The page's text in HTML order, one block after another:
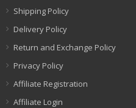
Shipping Policy
Delivery Policy
Return and Exchange Policy
Privacy Policy
Affiliate Registration
Affiliate Login